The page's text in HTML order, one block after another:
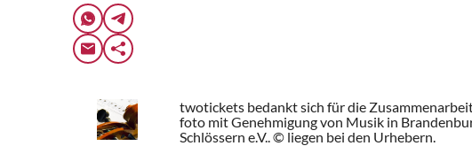
twotickets bedankt sich für die
foto mit Genehmigung von Musik in
Schlössern e.V.. © liegen bei den Urhebern.